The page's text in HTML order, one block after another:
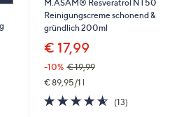
M.ASAM® Resveratrol NT50
Reinigungscreme schonend &
gründlich 200ml
€ 17,99
-10% € 19,99
€ 89,95/1 l
4.5
von
(13)13